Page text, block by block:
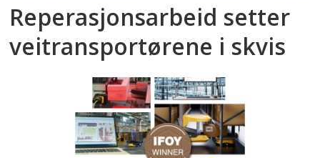
Reperasjonsarbeid setter
veitransportørene i skvis